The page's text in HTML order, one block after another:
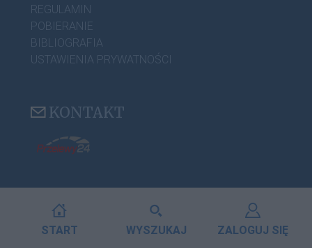
REGULAMIN
POBIERANIE
BIBLIOGRAFIA
USTAWIENIA PRYWATNOŚCI
KONTAKT
START WYSZUKAJ ZALOGUJ SIĘ